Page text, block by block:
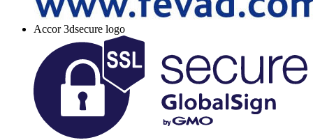
Accor 3dsecure logo